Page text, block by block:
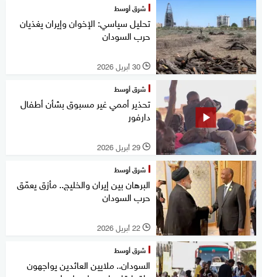
شرق أوسط
تحليل سياسي: الإخوان وإيران يغذيان
حرب السودان
l 30 أبريل 2026
شرق أوسط
تحذير أممي غير مسبوق بشأن أطفال
دارفور
l 29 أبريل 2026
شرق أوسط
البرهان بين إيران والخليج.. مأزق يعمّق
حرب السودان
l 22 أبريل 2026
شرق أوسط
السودان.. ملايين العائدين يواجهون